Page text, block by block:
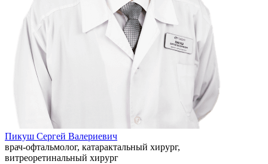
Пикуш Сергей Валериевич
врач-офтальмолог, катарактальный хирург,
витреоретинальный хирург